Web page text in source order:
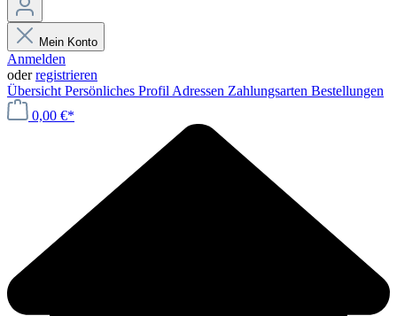
Mein Konto
Anmelden
oderregistrieren
Übersicht Persönliches Profil Adressen Zahlungsarten Bestellungen
0,00 €*